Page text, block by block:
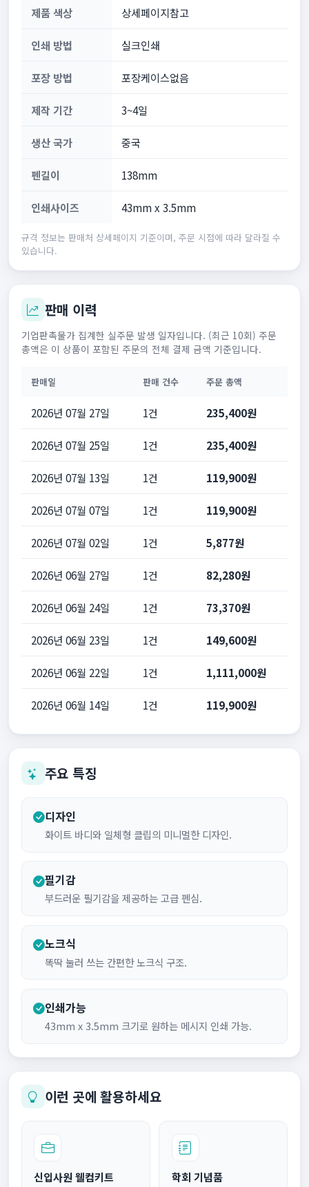
제품 색상 상세페이지참고
인쇄 방법 실크인쇄
포장 방법 포장케이스없음
제작 기간 3~4일
생산 국가 중국
펜길이 138mm
인쇄사이즈 43mm x 3.5mm
규격 정보는 판매처 상세페이지 기준이며, 주문 시점에 따라 달라질 수
있습니다.
판매 이력
기업판촉물가 집계한 실주문 발생 일자입니다. (최근 10회) 주문
총액은 이 상품이 포함된 주문의 전체 결제 금액 기준입니다.
판매일 판매 건수 주문 총액
2026년 07월 27일 1건 235,400원
2026년 07월 25일 1건 235,400원
2026년 07월 13일 1건 119,900원
2026년 07월 07일 1건 119,900원
2026년 07월 02일 1건 5,877원
2026년 06월 27일 1건 82,280원
2026년 06월 24일 1건 73,370원
2026년 06월 23일 1건 149,600원
2026년 06월 22일 1건 1,111,000원
2026년 06월 14일 1건 119,900원
주요 특징
디자인
화이트 바디와 일체형 클립의 미니멀한 디자인.
필기감
부드러운 필기감을 제공하는 고급 펜심.
노크식
똑딱 눌러 쓰는 간편한 노크식 구조.
인쇄가능
43mm x 3.5mm 크기로 원하는 메시지 인쇄 가능.
이런 곳에 활용하세요
신입사원 웰컴키트 학회 기념품